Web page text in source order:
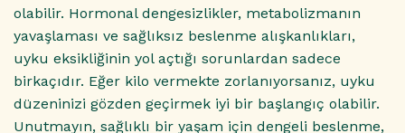
olabilir. Hormonal dengesizlikler, metabolizmanın
yavaşlaması ve sağlıksız beslenme alışkanlıkları,
uyku eksikliğinin yol açtığı sorunlardan sadece
birkaçıdır. Eğer kilo vermekte zorlanıyorsanız, uyku
düzeninizi gözden geçirmek iyi bir başlangıç olabilir.
Unutmayın, sağlıklı bir yaşam için dengeli beslenme,